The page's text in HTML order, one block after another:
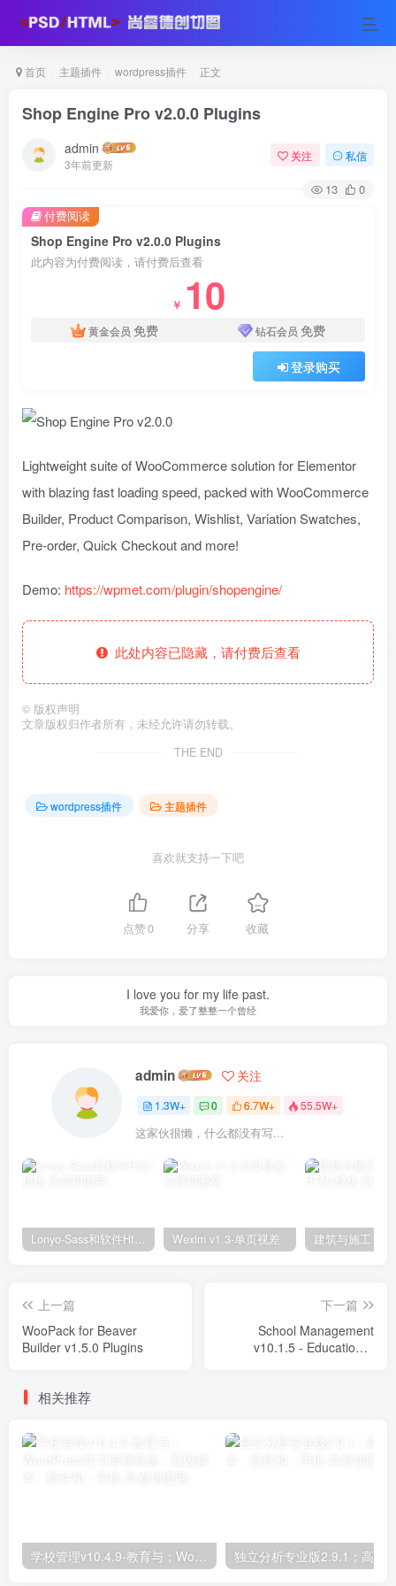
首页 主题插件 wordpress插件 正文
Shop Engine Pro v2.0.0 Plugins
admin
3年前更新
关注 私信
13 0
Shop Engine Pro v2.0.0 Plugins
此内容为付费阅读，请付费后查看
￥ 10
黄金会员 免费 钻石会员 免费
登录购买
付费阅读
Lightweight suite of WooCommerce solution for Elementor
with blazing fast loading speed, packed with WooCommerce
Builder, Product Comparison, Wishlist, Variation Swatches,
Pre-order, Quick Checkout and more!
Demo: https://wpmet.com/plugin/shopengine/
此处内容已隐藏，请付费后查看
© 版权声明
文章版权归作者所有，未经允许请勿转载。
THE END
wordpress插件 主题插件
喜欢就支持一下吧
点赞0 分享 收藏
I love you for my life past.
我爱你，爱了整整一个曾经
admin 关注
1.3W+ 0 6.7W+ 55.5W+
这家伙很懒，什么都没有写...
Lonyo-Sass和软件Html模板 Wexim v1.3-单页视差
上一篇
WooPack for Beaver
Builder v1.5.0 Plugins
下一篇
School Management
v10.1.5 - Education &
相关推荐
学校管理v10.4.9-教育与；WordPress学习管理系统；高级脚本、插件和；手机